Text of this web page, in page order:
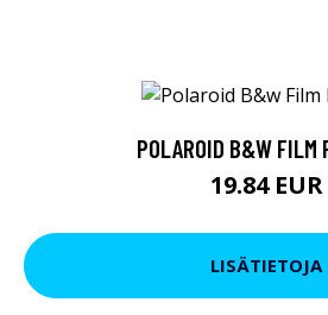
POLAROID B&W FILM
19.84 EUR
LISÄTIETOJA